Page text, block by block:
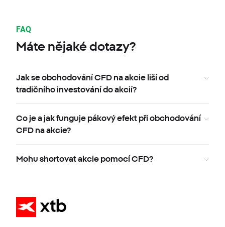
FAQ
Máte nějaké dotazy?
Jak se obchodování CFD na akcie liší od
tradičního investování do akcií?
Co je a jak funguje pákový efekt při obchodování
CFD na akcie?
Mohu shortovat akcie pomocí CFD?